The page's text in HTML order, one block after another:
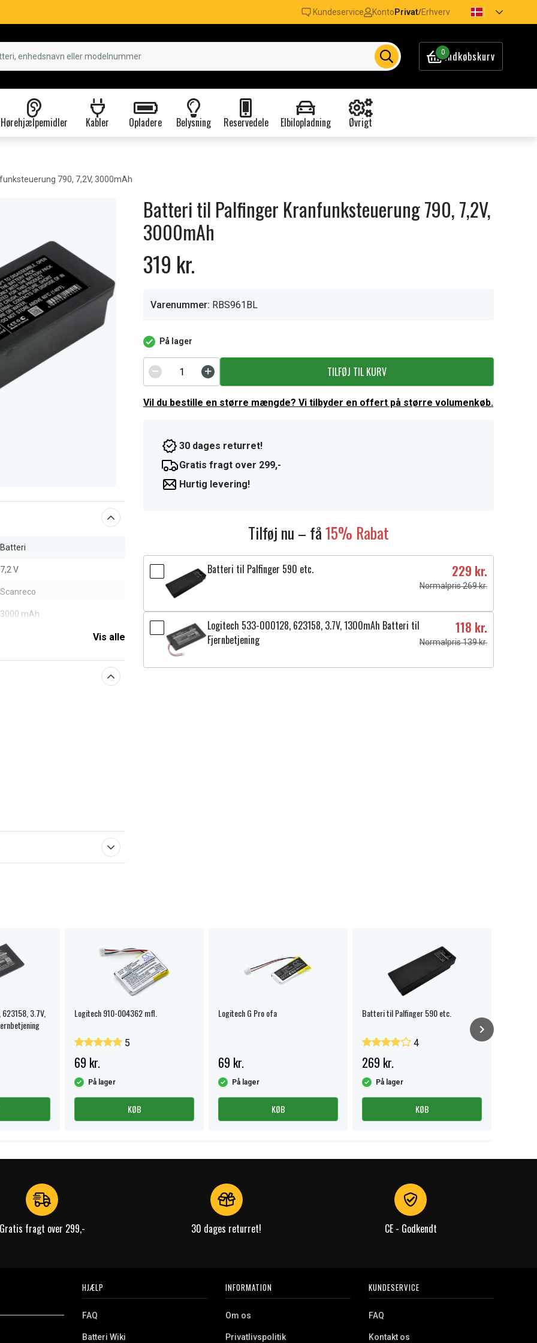
Kundeservice Konto Privat/Erhverv
0Indkøbskurv
Hørehjælpemidler Kabler Opladere Belysning Reservedele Elbilopladning Øvrigt
790, 7,2V, 3000mAh
Batteri
7,2 V
Scanreco
3000 mAh
Vis alle
Batteri til Palfinger Kranfunksteuerung 790, 7,2V,
3000mAh
319 kr.
Varenummer: RBS961BL
På lager
TILFØJ TIL KURV
Vil du bestille en større mængde? Vi tilbyder en offert på større volumenkøb.
30 dages returret!
Gratis fragt over 299,-
Hurtig levering!
Tilføj nu – få15% Rabat
Batteri til Palfinger 590 etc. 229 kr.
Normalpris 269 kr.
Logitech 533-000128, 623158, 3.7V, 1300mAh Batteri til
Fjernbetjening
118 kr.
Normalpris 139 kr.
3.7V,
Logitech 910-004362 mfl.
5
69 kr.
På lager
KØB
Logitech G Pro ofa
69 kr.
På lager
KØB
Batteri til Palfinger 590 etc.
4
269 kr.
På lager
KØB
Gratis fragt over 299,- 30 dages returret! CE - Godkendt
HJÆLP
FAQ
Batteri Wiki
INFORMATION
Om os
Privatlivspolitik
KUNDESERVICE
FAQ
Kontakt os